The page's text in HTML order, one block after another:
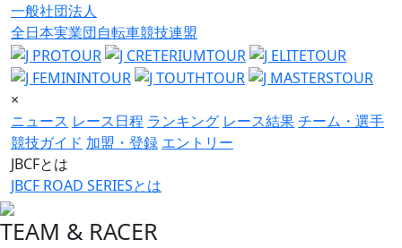
一般社団法人
全日本実業団自転車競技連盟
×
ニュース レース日程 ランキング レース結果チーム・選手
競技ガイド 加盟・登録 エントリー
JBCFとは
JBCF ROAD SERIESとは
TEAM & RACER